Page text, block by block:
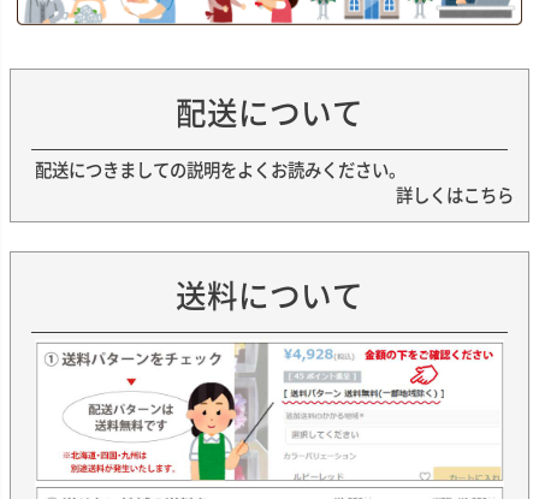
配送について
配送につきましての説明をよくお読みください。
詳しくはこちら
送料について